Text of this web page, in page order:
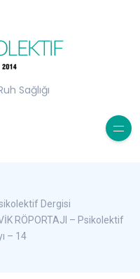
Sağlığı
Dergisi
RÖPORTAJI – Psikolektif
– 14